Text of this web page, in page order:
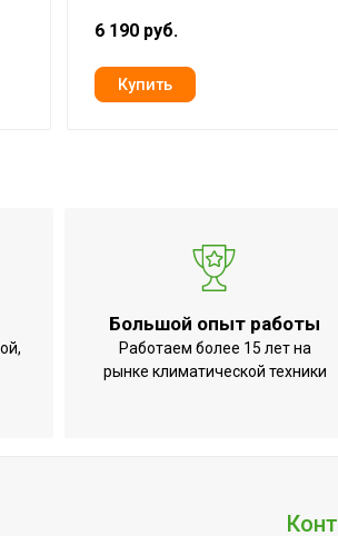
6 190 руб.
Большой опыт работы
Работаем более 15 лет на
рынке климатической техники